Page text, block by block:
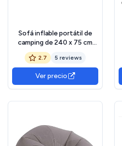
Sofá inflable portátil de
camping de 240 x 75 cm
para camping, patio, piscina,
fiestas en la playa
2.7 5 reviews
Ver precio